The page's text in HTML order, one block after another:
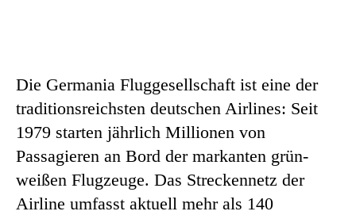
Die Germania Fluggesellschaft ist eine der
traditionsreichsten deutschen Airlines: Seit
1979 starten jährlich Millionen von
Passagieren an Bord der markanten grün-
weißen Flugzeuge. Das Streckennetz der
Airline umfasst aktuell mehr als 140